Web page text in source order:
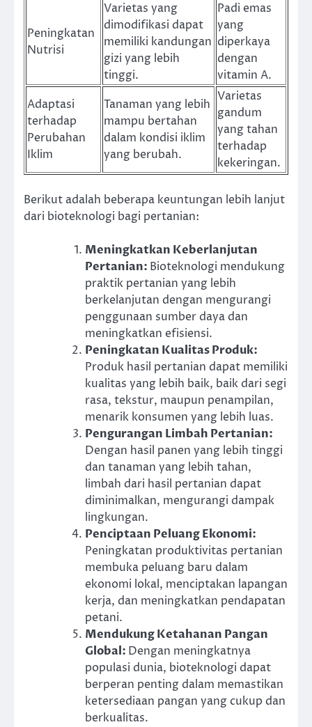
Peningkatan
Nutrisi
Varietas yang
dimodifikasi dapat
memiliki kandungan
gizi yang lebih
tinggi.
Padi emas
yang
diperkaya
dengan
vitamin A.
Adaptasi
terhadap
Perubahan
Iklim
Tanaman yang lebih
mampu bertahan
dalam kondisi iklim
yang berubah.
Varietas
gandum
yang tahan
terhadap
kekeringan.
Berikut adalah beberapa keuntungan lebih lanjut
dari bioteknologi bagi pertanian:
Meningkatkan Keberlanjutan
Pertanian: Bioteknologi mendukung
praktik pertanian yang lebih
berkelanjutan dengan mengurangi
penggunaan sumber daya dan
meningkatkan efisiensi.
Peningkatan Kualitas Produk:
Produk hasil pertanian dapat memiliki
kualitas yang lebih baik, baik dari segi
rasa, tekstur, maupun penampilan,
menarik konsumen yang lebih luas.
Pengurangan Limbah Pertanian:
Dengan hasil panen yang lebih tinggi
dan tanaman yang lebih tahan,
limbah dari hasil pertanian dapat
diminimalkan, mengurangi dampak
lingkungan.
Penciptaan Peluang Ekonomi:
Peningkatan produktivitas pertanian
membuka peluang baru dalam
ekonomi lokal, menciptakan lapangan
kerja, dan meningkatkan pendapatan
petani.
Mendukung Ketahanan Pangan
Global: Dengan meningkatnya
populasi dunia, bioteknologi dapat
berperan penting dalam memastikan
ketersediaan pangan yang cukup dan
berkualitas.